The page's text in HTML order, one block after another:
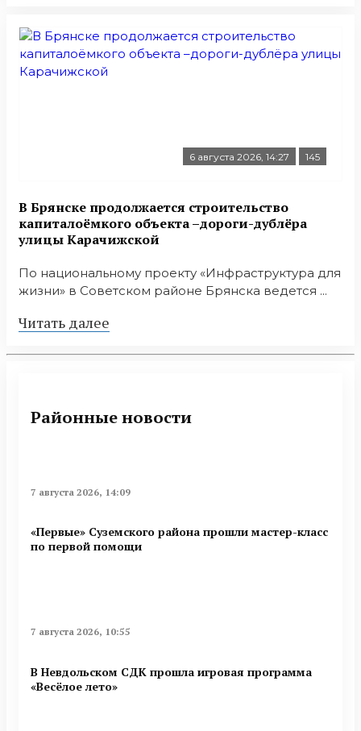
6 августа 2026, 14:27 145
В Брянске продолжается строительство
капиталоёмкого объекта –дороги-дублёра
улицы Карачижской
По национальному проекту «Инфраструктура для
жизни» в Советском районе Брянска ведется ...
Читать далее
Районные новости
7 августа 2026, 14:09
«Первые» Суземского района прошли мастер-класс
по первой помощи
7 августа 2026, 10:55
В Невдольском СДК прошла игровая программа
«Весёлое лето»